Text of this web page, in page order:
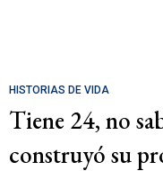
HISTORIAS DE VIDA
Tiene 24, no
construyó su